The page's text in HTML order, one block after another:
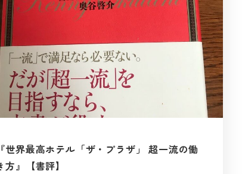
『世界最高ホテル「ザ・プラザ」 超一流の働
方』【書評】